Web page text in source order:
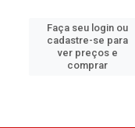
Faça seu login ou
cadastre-se para
ver preços e
comprar